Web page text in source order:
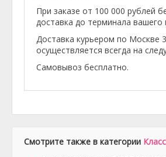
При заказе от 100 000 рублей
доставка до терминала вашего
Доставка курьером по Москве
осуществляется всегда на
Самовывоз бесплатно.
Смотрите также в категории